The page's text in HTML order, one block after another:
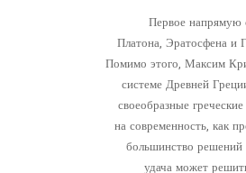
Первое напрямую
Платона, Эратосфена и
Помимо этого, Максим
системе Древней
своеобразные
на современность, как
большинство решений
удача может